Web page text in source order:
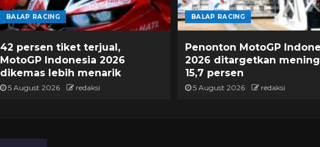
BALAP RACING
42 persen tiket terjual,
MotoGP Indonesia 2026
dikemas lebih menarik
5 August 2026 redaksi
BALAP RACING
Penonton MotoGP
2026 ditargetkan
15,7 persen
5 August 2026 redaksi